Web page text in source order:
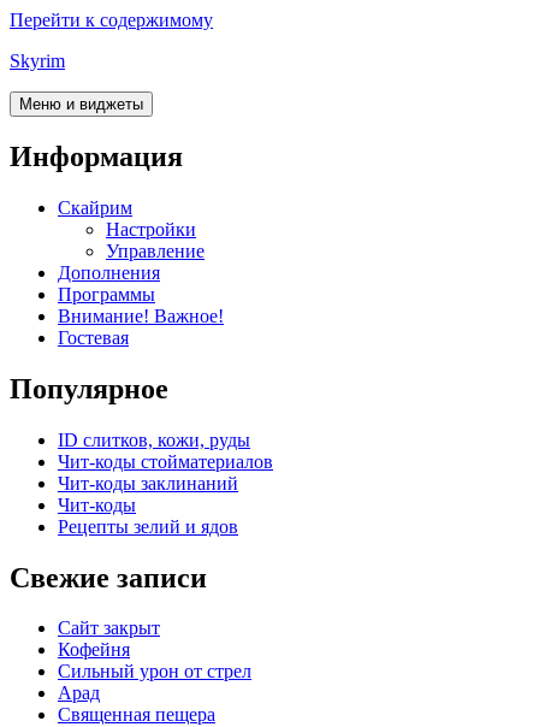
Перейти к содержимому
Skyrim
Меню и виджеты
Информация
Скайрим
Настройки
Управление
Дополнения
Программы
Внимание! Важное!
Гостевая
Популярное
ID слитков, кожи, руды
Чит-коды стойматериалов
Чит-коды заклинаний
Чит-коды
Рецепты зелий и ядов
Свежие записи
Сайт закрыт
Кофейня
Cильный урон от стрел
Арад
Священная пещера